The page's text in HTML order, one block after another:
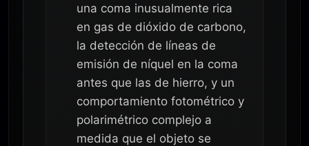
una coma inusualmente rica
en gas de dióxido de carbono,
la detección de líneas de
emisión de níquel en la coma
antes que las de hierro, y un
comportamiento fotométrico y
polarimétrico complejo a
medida que el objeto se